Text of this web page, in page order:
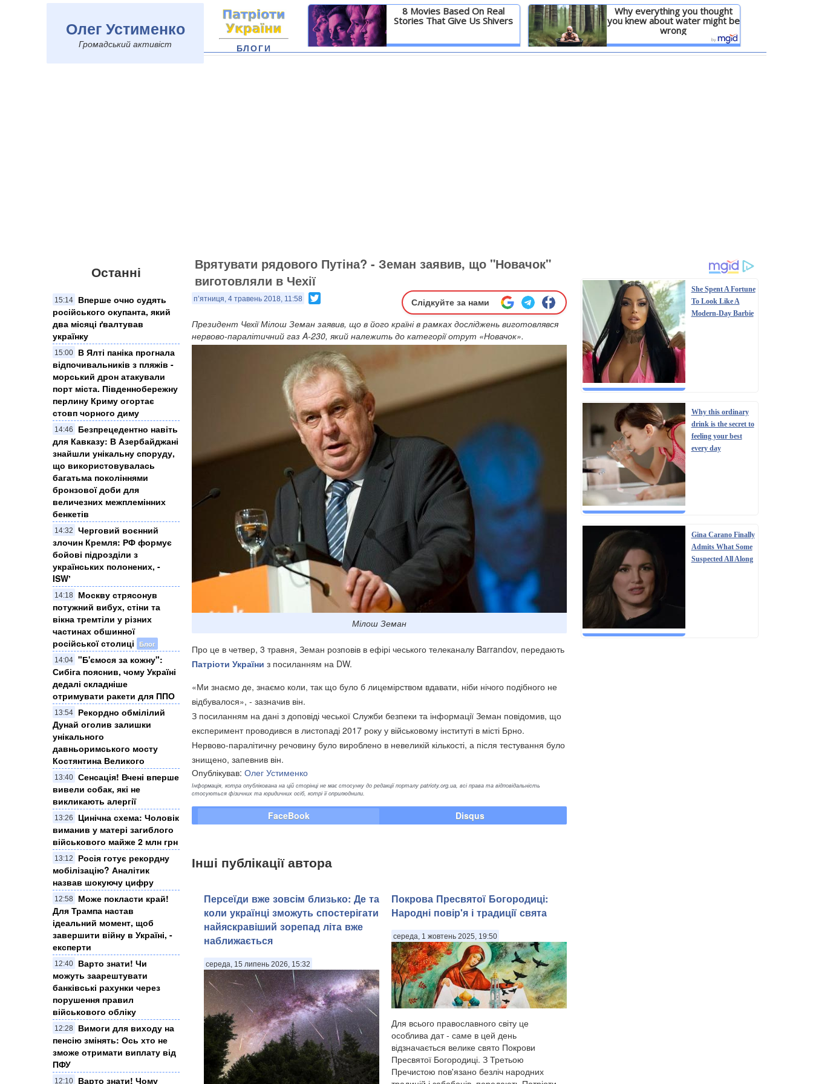
Олег Устименко
Громадський активіст
8 Movies Based On Real
Stories That Give Us Shivers
Детальніше
Why everything you thought
you knew about water might be
wrong
Детальніше
БЛОГИ
Останні
15:14
Вперше очно судять
російського окупанта, який
два місяці ґвалтував
українку
15:00
​В Ялті паніка прогнала
відпочивальників з пляжів -
морський дрон атакували
порт міста. Південнобережну
перлину Криму огортає
стовп чорного диму
14:46
Безпрецедентно навіть
для Кавказу: В Азербайджані
знайшли унікальну споруду,
що використовувалась
багатьма поколіннями
бронзової доби для
величезних межплемінних
бенкетів
14:32
Черговий воєнний
злочин Кремля: ​РФ формує
бойові підрозділи з
українських полонених, -
ISWʼ
14:18
Москву стрясонув
потужний вибух, стіни та
вікна тремтіли у різних
частинах обшинної
російської столиці
Блог
14:04 "Б'ємося за кожну":
Сибіга пояснив, чому Україні
дедалі складніше
отримувати ракети для ППО
13:54
Рекордно обмілілий
Дунай оголив залишки
унікального
давньоримського мосту
Костянтина Великого
13:40 Сенсація! Вчені вперше
вивели собак, які не
викликають алергії
13:26
Цинічна схема: Чоловік
виманив у матері загиблого
військового майже 2 млн грн
13:12
Росія готує рекордну
мобілізацію? Аналітик
назвав шокуючу цифру
12:58
Може покласти край!
Для Трампа настав
ідеальний момент, щоб
завершити війну в Україні, -
експерти
12:40
Варто знати! Чи
можуть заарештувати
банківські рахунки через
порушення правил
військового обліку
12:28
Вимоги для виходу на
пенсію змінять: Ось хто не
зможе отримати виплату від
ПФУ
12:10 Варто знати! Чому
Врятувати рядового Путіна? - Земан заявив, що "Новачок"
виготовляли в Чехії
п’ятниця, 4 травень 2018, 11:58 Слідкуйте за нами
​Президент Чехії Мілош Земан заявив, що в його країні в рамках досліджень виготовлявся
нервово-паралітичний газ A-230, який належить до категорії отрут «Новачок».
Мілош Земан
Про це в четвер, 3 травня, Земан розповів в ефірі чеського телеканалу Barrandov, передають
Патріоти України з посиланням на DW.
«Ми знаємо де, знаємо коли, так що було б лицемірством вдавати, ніби нічого подібного не
відбувалося», - зазначив він.
З посиланням на дані з доповіді чеської Служби безпеки та інформації Земан повідомив, що
експеримент проводився в листопаді 2017 року у військовому інституті в місті Брно.
Нервово-паралітичну речовину було вироблено в невеликій кількості, а після тестування було
знищено, запевнив він.
Опублікував: Олег Устименко
Інформація, котра опублікована на цій сторінці не має стосунку до редакції порталу patrioty.org.ua, всі права та відповідальність
стосуються фізичних та юридичних осіб, котрі її оприлюднили.
FaceBook Disqus
Інші публікації автора
Персеїди вже зовсім близько: Де та
коли українці зможуть спостерігати
найяскравіший зорепад літа вже
наближається
середа, 15 липень 2026, 15:32
Покрова Пресвятої Богородиці:
Народні повір'я і традиції свята
середа, 1 жовтень 2025, 19:50
Для всього православного світу це
особлива дат - саме в цей день
відзначається велике свято Покрови
Пресвятої Богородиці. З Третьою
Пречистою пов'язано безліч народних
She Spent A Fortune
To Look Like A
Modern-Day Barbie
Why this ordinary
drink is the secret to
feeling your best
every day
Gina Carano Finally
Admits What Some
Suspected All Along